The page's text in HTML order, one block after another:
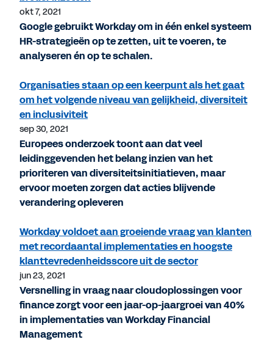
okt 7, 2021
Google gebruikt Workday om in één enkel systeem
HR-strategieën op te zetten, uit te voeren, te
analyseren én op te schalen.
Organisaties staan op een keerpunt als het gaat
om het volgende niveau van gelijkheid, diversiteit
en inclusiviteit
sep 30, 2021
Europees onderzoek toont aan dat veel
leidinggevenden het belang inzien van het
prioriteren van diversiteitsinitiatieven, maar
ervoor moeten zorgen dat acties blijvende
verandering opleveren
Workday voldoet aan groeiende vraag van klanten
met recordaantal implementaties en hoogste
klanttevredenheidsscore uit de sector
jun 23, 2021
Versnelling in vraag naar cloudoplossingen voor
finance zorgt voor een jaar-op-jaargroei van 40%
in implementaties van Workday Financial
Management